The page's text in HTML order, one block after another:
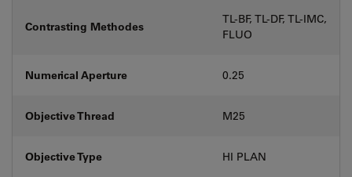
Contrasting Methodes
TL-BF, TL-DF, TL-IMC,
FLUO
Numerical Aperture 0.25
Objective Thread M25
Objective Type HI PLAN